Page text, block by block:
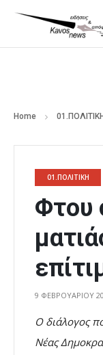
Home 01.ΠΟΛΙΤΙΚΗ
01.ΠΟΛΙΤΙΚΗ
Φτου
9 ΦΕΒΡΟΥΑΡΊΟΥ
Ο διάλογος
Νέας